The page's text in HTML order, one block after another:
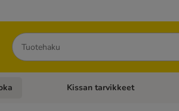
Hae
Koiran tarvikkeet
Avaa kategoriavalikko:
Kissan tarvikkeet